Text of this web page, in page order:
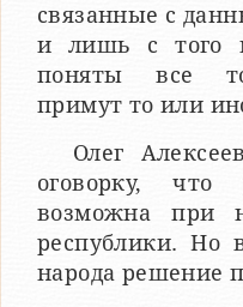
связанные с
и лишь с того
поняты все
примут то или
Олег
оговорку, что
возможна при
республики. Но
народа решение